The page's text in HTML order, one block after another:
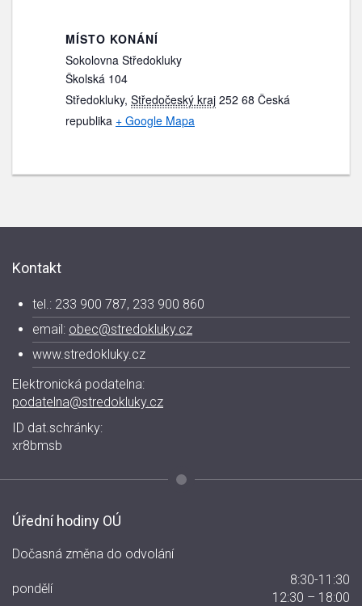
MÍSTO KONÁNÍ
Sokolovna Středokluky
Školská 104
Středokluky, Středočeský kraj 252 68 Česká
republika + Google Mapa
Kontakt
tel.: 233 900 787, 233 900 860
email: obec@stredokluky.cz
www.stredokluky.cz
Elektronická podatelna:
podatelna@stredokluky.cz
ID dat.schránky:
xr8bmsb
Úřední hodiny OÚ
Dočasná změna do odvolání
pondělí
8:30-11:30
12:30 – 18:00